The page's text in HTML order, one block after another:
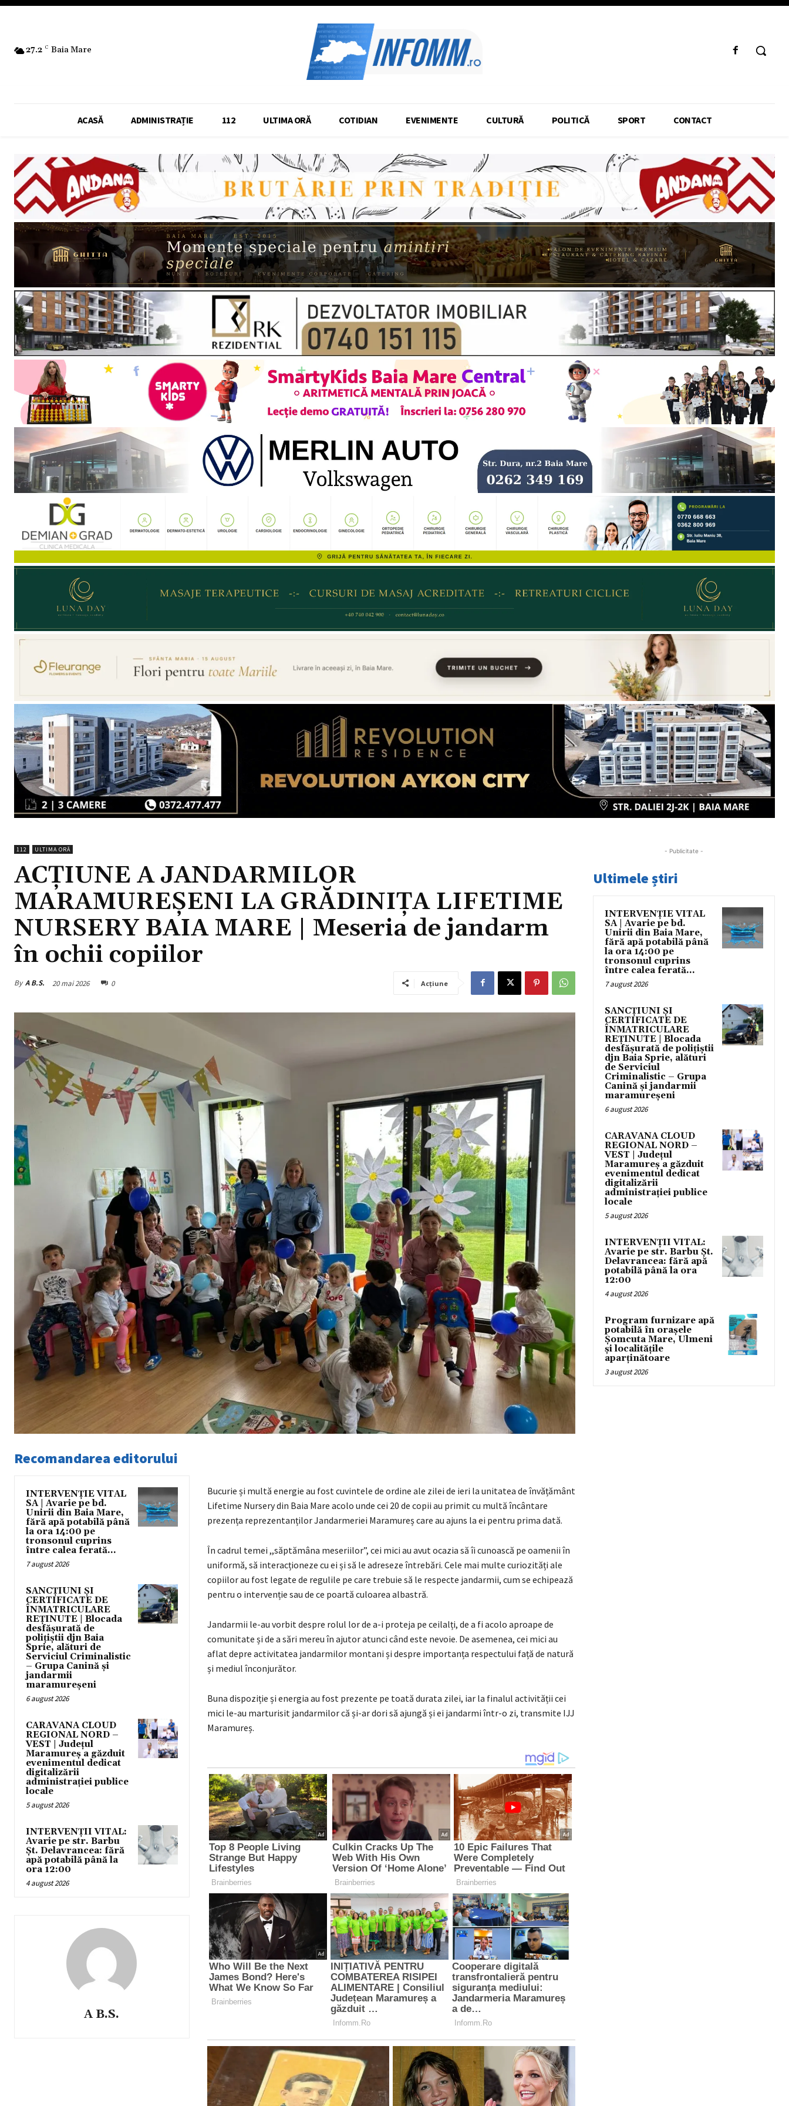
27.2 C Baia Mare
ACASĂ ADMINISTRAȚIE 112 ULTIMA ORĂ COTIDIAN EVENIMENTE CULTURĂ POLITICĂ SPORT CONTACT
112 ULTIMA ORĂ
ACȚIUNE A JANDARMILOR
MARAMUREȘENI LA GRĂDINIȚA LIFETIME
NURSERY BAIA MARE | Meseria de jandarm
în ochii copiilor
By A B.S. 20 mai 2026 0 Acțiune
Recomandarea editorului
INTERVENȚIE VITAL
SA | Avarie pe bd.
Unirii din Baia Mare,
fără apă potabilă până
la ora 14:00 pe
tronsonul cuprins
între calea ferată...
7 august 2026
SANCȚIUNI ȘI
CERTIFICATE DE
ÎNMATRICULARE
REȚINUTE | Blocada
desfășurată de
polițiștii djn Baia
Sprie, alături de
Serviciul Criminalistic
– Grupa Canină și
jandarmii
maramureșeni
6 august 2026
CARAVANA CLOUD
REGIONAL NORD –
VEST | Județul
Maramureș a găzduit
evenimentul dedicat
digitalizării
administrației publice
locale
5 august 2026
INTERVENȚII VITAL:
Avarie pe str. Barbu
Șt. Delavrancea: fără
apă potabilă până la
ora 12:00
4 august 2026
A B.S.
Bucurie și multă energie au fost cuvintele de ordine ale zilei de ieri la unitatea de învățământ
Lifetime Nursery din Baia Mare acolo unde cei 20 de copii au primit cu multă încântare
prezența reprezentanților Jandarmeriei Maramureș care au ajuns la ei pentru prima dată.
În cadrul temei ,,săptămâna meseriilor”, cei mici au avut ocazia să îi cunoască pe oamenii în
uniformă, să interacționeze cu ei și să le adreseze întrebări. Cele mai multe curiozități ale
copiilor au fost legate de regulile pe care trebuie să le respecte jandarmii, cum se echipează
pentru o intervenție sau de ce poartă culoarea albastră.
Jandarmii le-au vorbit despre rolul lor de a-i proteja pe ceilalți, de a fi acolo aproape de
comunitate și de a sări mereu în ajutor atunci când este nevoie. De asemenea, cei mici au
aflat depre activitatea jandarmilor montani și despre importanța respectului față de natură
și mediul înconjurător.
Buna dispoziție și energia au fost prezente pe toată durata zilei, iar la finalul activității cei
mici le-au marturisit jandarmilor că și-ar dori să ajungă și ei jandarmi într-o zi, transmite IJJ
Maramureș.
- Publicitate -
Ultimele știri
INTERVENȚIE VITAL
SA | Avarie pe bd.
Unirii din Baia Mare,
fără apă potabilă până
la ora 14:00 pe
tronsonul cuprins
între calea ferată...
7 august 2026
SANCȚIUNI ȘI
CERTIFICATE DE
ÎNMATRICULARE
REȚINUTE | Blocada
desfășurată de polițiștii
djn Baia Sprie, alături
de Serviciul
Criminalistic – Grupa
Canină și jandarmii
maramureșeni
6 august 2026
CARAVANA CLOUD
REGIONAL NORD –
VEST | Județul
Maramureș a găzduit
evenimentul dedicat
digitalizării
administrației publice
locale
5 august 2026
INTERVENȚII VITAL:
Avarie pe str. Barbu Șt.
Delavrancea: fără apă
potabilă până la ora
12:00
4 august 2026
Program furnizare apă
potabilă în orașele
Șomcuta Mare, Ulmeni
și localitățile
aparținătoare
3 august 2026